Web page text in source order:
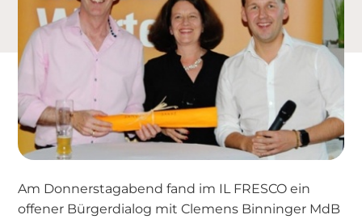
Am Donnerstagabend fand im IL FRESCO ein
offener Bürgerdialog mit Clemens Binninger MdB